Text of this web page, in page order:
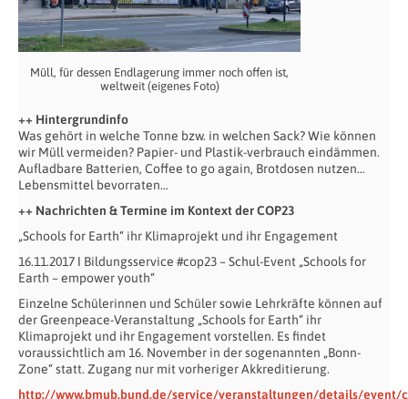
Müll, für dessen Endlagerung immer noch offen ist,
weltweit (eigenes Foto)
++ Hintergrundinfo
Was gehört in welche Tonne bzw. in welchen Sack? Wie können
wir Müll vermeiden? Papier- und Plastik-verbrauch eindämmen.
Aufladbare Batterien, Coffee to go again, Brotdosen nutzen…
Lebensmittel bevorraten…
++ Nachrichten & Termine im Kontext der COP23
„Schools for Earth“ ihr Klimaprojekt und ihr Engagement
16.11.2017 ǀ Bildungsservice #cop23 – Schul-Event „Schools for
Earth – empower youth“
Einzelne Schülerinnen und Schüler sowie Lehrkräfte können auf
der Greenpeace-Veranstaltung „Schools for Earth“ ihr
Klimaprojekt und ihr Engagement vorstellen. Es findet
voraussichtlich am 16. November in der sogenannten „Bonn-
Zone“ statt. Zugang nur mit vorheriger Akkreditierung.
http://www.bmub.bund.de/service/veranstaltungen/details/event/